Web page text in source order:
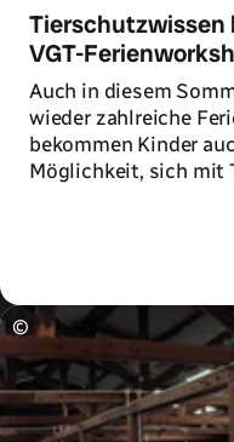
VGT-
Auch in diesem
wieder zahlreiche
bekommen Kinder
Möglichkeit, sich mit
©